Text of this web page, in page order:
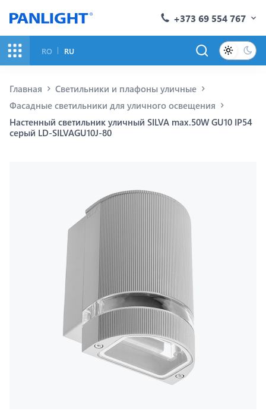
+373 69 554 767
RO RU
Главная
Светильники и плафоны уличные
Фасадные светильники для уличного освещения
Настенный светильник уличный SILVA max.50W GU10 IP54
серый LD-SILVAGU10J-80